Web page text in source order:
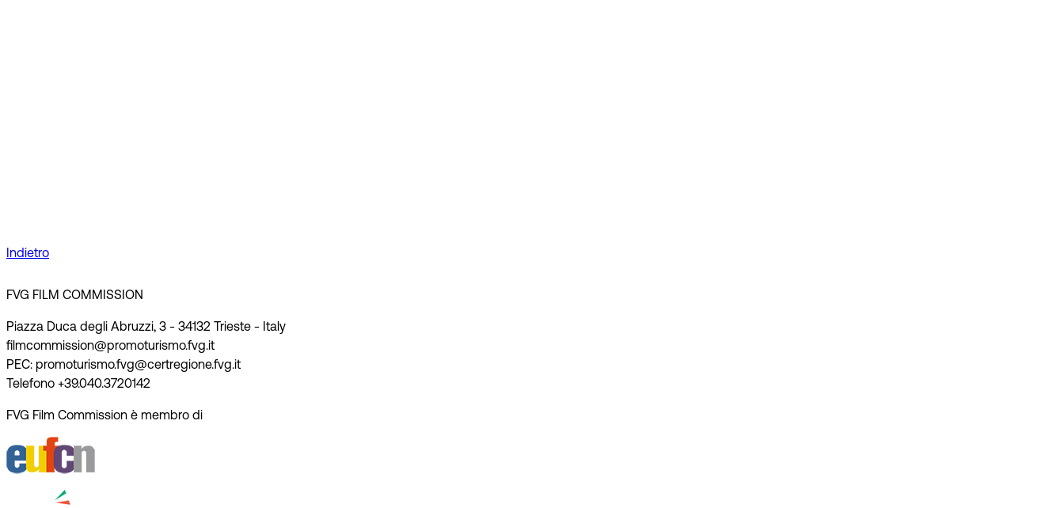
Indietro
FVG FILM COMMISSION
Piazza Duca degli Abruzzi, 3 - 34132 Trieste - Italy
filmcommission@promoturismo.fvg.it
PEC: promoturismo.fvg@certregione.fvg.it
Telefono +39.040.3720142
FVG Film Commission è membro di